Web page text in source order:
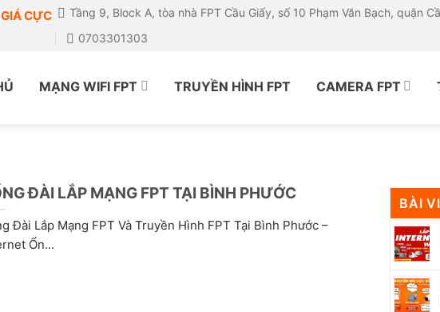
CỰC
Tầng 9, Block A, tòa nhà FPT Cầu Giấy, số 10 Phạm Văn Bạch, quận
0703301303
MẠNG WIFI FPT TRUYỀN HÌNH FPT CAMERA FPT
ĐÀI LẮP MẠNG FPT TẠI BÌNH PHƯỚC
Đài Lắp Mạng FPT Và Truyền Hình FPT Tại Bình Phước –
Ổn...
BÀI